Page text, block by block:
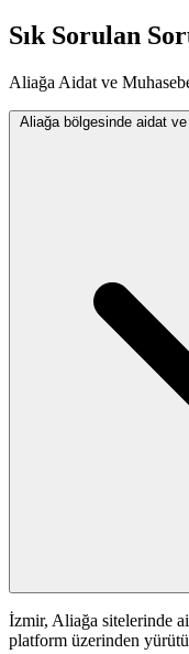
Sık Sorulan
Aliağa Aidat ve
Aliağa bölgesinde aidat
İzmir, Aliağa sitelerinde
platform üzerinden